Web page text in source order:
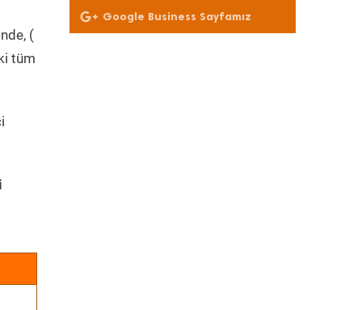
(
tüm
Google Business Sayfamız